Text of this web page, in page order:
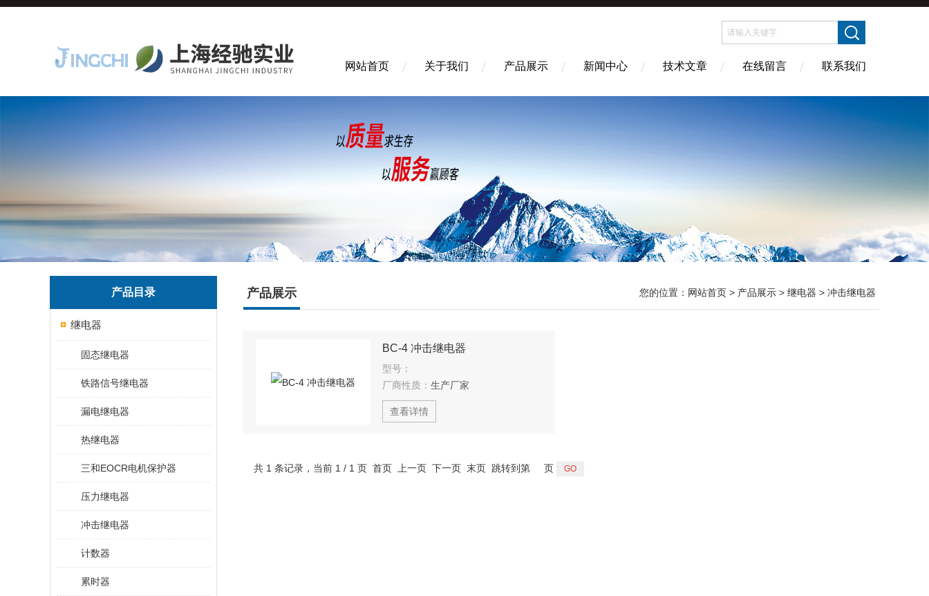
网站首页 关于我们 产品展示 新闻中心 技术文章 在线留言 联系我们
产品目录
继电器
固态继电器
铁路信号继电器
漏电继电器
热继电器
三和EOCR电机保护器
压力继电器
冲击继电器
计数器
累时器
产品展示 您的位置： 网站首页 > 产品展示 > 继电器 > 冲击继电器
BC-4 冲击继电器
型号：
厂商性质： 生产厂家
查看详情
共 1 条记录，当前 1 / 1 页 首页 上一页 下一页 末页 跳转到第 页